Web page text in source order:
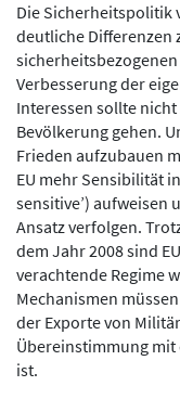
Die Sicherheitspolitik
deutliche
Verbesserung der
Interessen sollte
Bevölkerung gehen.
Frieden aufzubauen
EU mehr Sensibilität
sensitive’) aufweisen
Ansatz verfolgen.
dem Jahr 2008 sind
verachtende Regime
Mechanismen
der Exporte von
Übereinstimmung mit
ist.